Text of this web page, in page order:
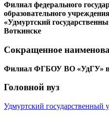
Филиал федерального
образовательного
«Удмуртский
Воткинске
Сокращенное
Филиал ФГБОУ ВО «УдГУ» в
Головной вуз
Удмуртский государственный